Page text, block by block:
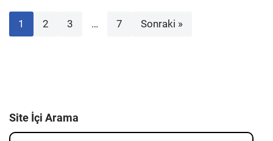
1 2 3 … 7 Sonraki »
Site İçi Arama